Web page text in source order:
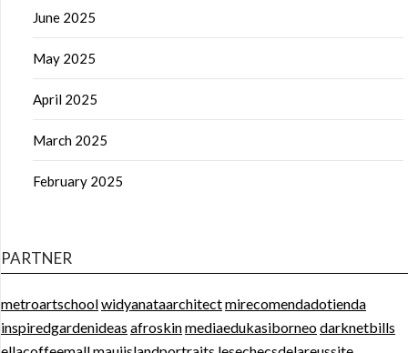
June 2025
May 2025
April 2025
March 2025
February 2025
PARTNER
metroartschoolwidyanataarchitectmirecomendadotienda
inspiredgardenideas afroskinmediaedukasiborneodarknetbills